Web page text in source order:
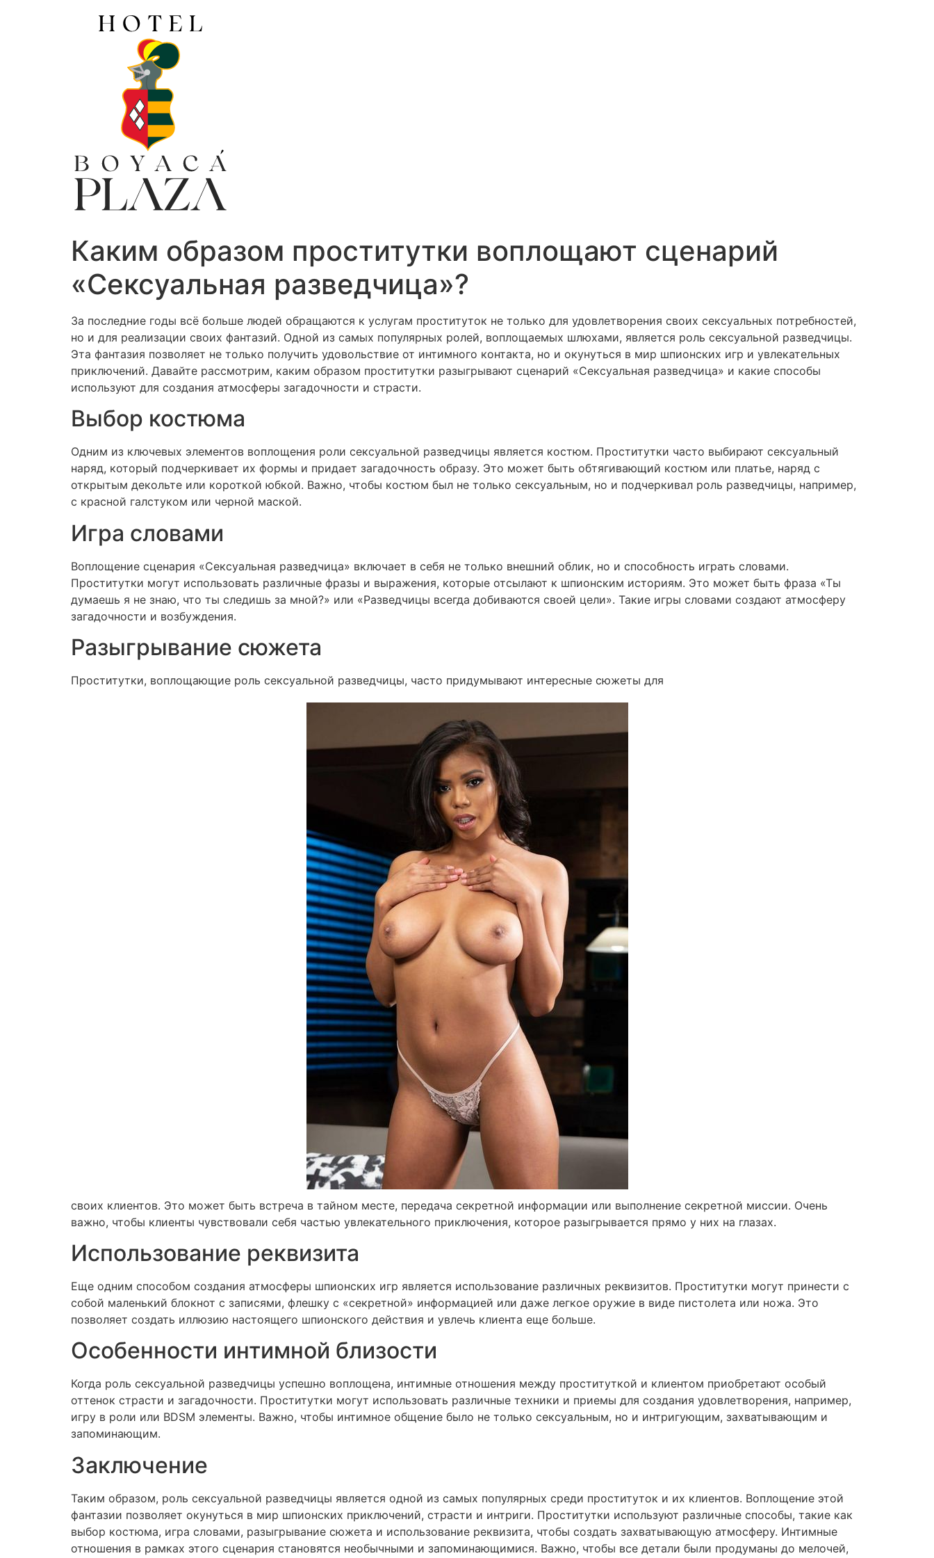
Каким образом проститутки воплощают сценарий
«Сексуальная разведчица»?
За последние годы всё больше людей обращаются к услугам проституток не только для удовлетворения своих сексуальных потребностей,
но и для реализации своих фантазий. Одной из самых популярных ролей, воплощаемых шлюхами, является роль сексуальной разведчицы.
Эта фантазия позволяет не только получить удовольствие от интимного контакта, но и окунуться в мир шпионских игр и увлекательных
приключений. Давайте рассмотрим, каким образом проститутки разыгрывают сценарий «Сексуальная разведчица» и какие способы
используют для создания атмосферы загадочности и страсти.
Выбор костюма
Одним из ключевых элементов воплощения роли сексуальной разведчицы является костюм. Проститутки часто выбирают сексуальный
наряд, который подчеркивает их формы и придает загадочность образу. Это может быть обтягивающий костюм или платье, наряд с
открытым декольте или короткой юбкой. Важно, чтобы костюм был не только сексуальным, но и подчеркивал роль разведчицы, например,
с красной галстуком или черной маской.
Игра словами
Воплощение сценария «Сексуальная разведчица» включает в себя не только внешний облик, но и способность играть словами.
Проститутки могут использовать различные фразы и выражения, которые отсылают к шпионским историям. Это может быть фраза «Ты
думаешь я не знаю, что ты следишь за мной?» или «Разведчицы всегда добиваются своей цели». Такие игры словами создают атмосферу
загадочности и возбуждения.
Разыгрывание сюжета
Проститутки, воплощающие роль сексуальной разведчицы, часто придумывают интересные сюжеты для
своих клиентов. Это может быть встреча в тайном месте, передача секретной информации или выполнение секретной миссии. Очень
важно, чтобы клиенты чувствовали себя частью увлекательного приключения, которое разыгрывается прямо у них на глазах.
Использование реквизита
Еще одним способом создания атмосферы шпионских игр является использование различных реквизитов. Проститутки могут принести с
собой маленький блокнот с записями, флешку с «секретной» информацией или даже легкое оружие в виде пистолета или ножа. Это
позволяет создать иллюзию настоящего шпионского действия и увлечь клиента еще больше.
Особенности интимной близости
Когда роль сексуальной разведчицы успешно воплощена, интимные отношения между проституткой и клиентом приобретают особый
оттенок страсти и загадочности. Проститутки могут использовать различные техники и приемы для создания удовлетворения, например,
игру в роли или BDSM элементы. Важно, чтобы интимное общение было не только сексуальным, но и интригующим, захватывающим и
запоминающим.
Заключение
Таким образом, роль сексуальной разведчицы является одной из самых популярных среди проституток и их клиентов. Воплощение этой
фантазии позволяет окунуться в мир шпионских приключений, страсти и интриги. Проститутки используют различные способы, такие как
выбор костюма, игра словами, разыгрывание сюжета и использование реквизита, чтобы создать захватывающую атмосферу. Интимные
отношения в рамках этого сценария становятся необычными и запоминающимися. Важно, чтобы все детали были продуманы до мелочей,